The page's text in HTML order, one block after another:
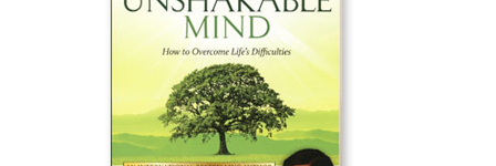
CD
DVD・ブルーレイ